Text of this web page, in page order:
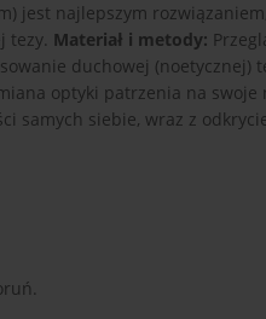
jest najlepszym
tezy. Materiał i metody:
duchowej
optyki patrzenia na
samych siebie, wraz z